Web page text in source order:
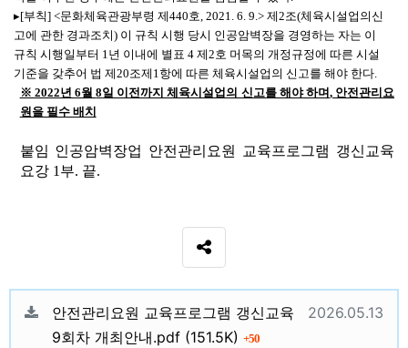
▸[부칙] <문화체육관광부령 제440호, 2021. 6. 9.> 제2조(체육시설업의신
고에 관한 경과조치) 이 규칙 시행 당시 인공암벽장을 경영하는 자는 이
규칙 시행일부터 1년 이내에 별표 4 제2호 머목의 개정규정에 따른 시설
기준을 갖추어 법 제20조제 1항에 따른 체육시설업의 신고를 해야 한다.
※ 2022년6월8일 이전까지 체육시설업의 신고를 해야 하며 , 안전관리요
원을 필수 배치
붙임 인공암벽장업 안전관리요원 교육프로그램 갱신교육
요강 1 부. 끝.
SNS 공유
관련자료
안전관리요원 교육프로그램 갱신교육
9회차 개최안내.pdf 파일크기
(151.5K) 50회 다운로드
등록일
2026.05.13